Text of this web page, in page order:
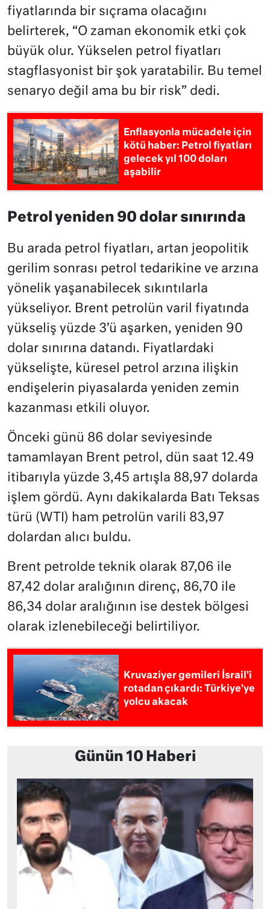
fiyatlarında bir sıçrama olacağını
belirterek, “O zaman ekonomik etki çok
büyük olur. Yükselen petrol fiyatları
stagflasyonist bir şok yaratabilir. Bu temel
senaryo değil ama bu bir risk” dedi.
Enflasyonla mücadele için
kötü haber: Petrol fiyatları
gelecek yıl 100 doları
aşabilir
Petrol yeniden 90 dolar sınırında
Bu arada petrol fiyatları, artan jeopolitik
gerilim sonrası petrol tedarikine ve arzına
yönelik yaşanabilecek sıkıntılarla
yükseliyor. Brent petrolün varil fiyatında
yükseliş yüzde 3’ü aşarken, yeniden 90
dolar sınırına datandı. Fiyatlardaki
yükselişte, küresel petrol arzına ilişkin
endişelerin piyasalarda yeniden zemin
kazanması etkili oluyor.
Önceki günü 86 dolar seviyesinde
tamamlayan Brent petrol, dün saat 12.49
itibarıyla yüzde 3,45 artışla 88,97 dolarda
işlem gördü. Aynı dakikalarda Batı Teksas
türü (WTI) ham petrolün varili 83,97
dolardan alıcı buldu.
Brent petrolde teknik olarak 87,06 ile
87,42 dolar aralığının direnç, 86,70 ile
86,34 dolar aralığının ise destek bölgesi
olarak izlenebileceği belirtiliyor.
Kruvaziyer gemileri İsrail’i
rotadan çıkardı: Türkiye’ye
yolcu akacak
Günün 10 Haberi